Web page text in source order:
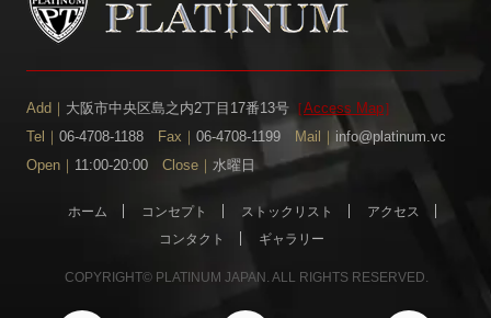
Add｜ 大阪市中央区島之内2丁目17番13号［Access Map］
Tel｜ 06-4708-1188 Fax｜ 06-4708-1199 Mail｜ info@platinum.vc
Open｜ 11:00-20:00 Close｜ 水曜日
ホーム コンセプト ストックリスト
アクセス
コンタクト
ギャラリー
COPYRIGHT© PLATINUM JAPAN. ALL RIGHTS RESERVED.